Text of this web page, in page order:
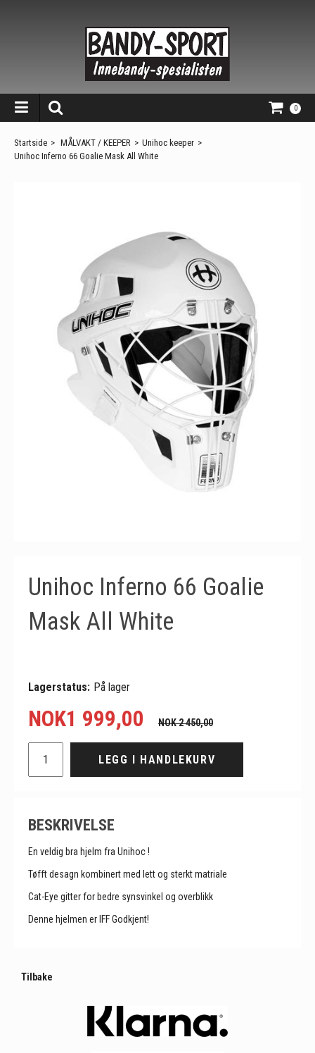
0
Startside > MÅLVAKT / KEEPER > Unihoc keeper >
Unihoc Inferno 66 Goalie Mask All White
Unihoc Inferno 66 Goalie
Mask All White
Lagerstatus: På lager
NOK1 999,00 NOK 2 450,00
LEGG I HANDLEKURV
BESKRIVELSE
En veldig bra hjelm fra Unihoc !
Tøfft desagn kombinert med lett og sterkt matriale
Cat-Eye gitter for bedre synsvinkel og overblikk
Denne hjelmen er IFF Godkjent!
Tilbake